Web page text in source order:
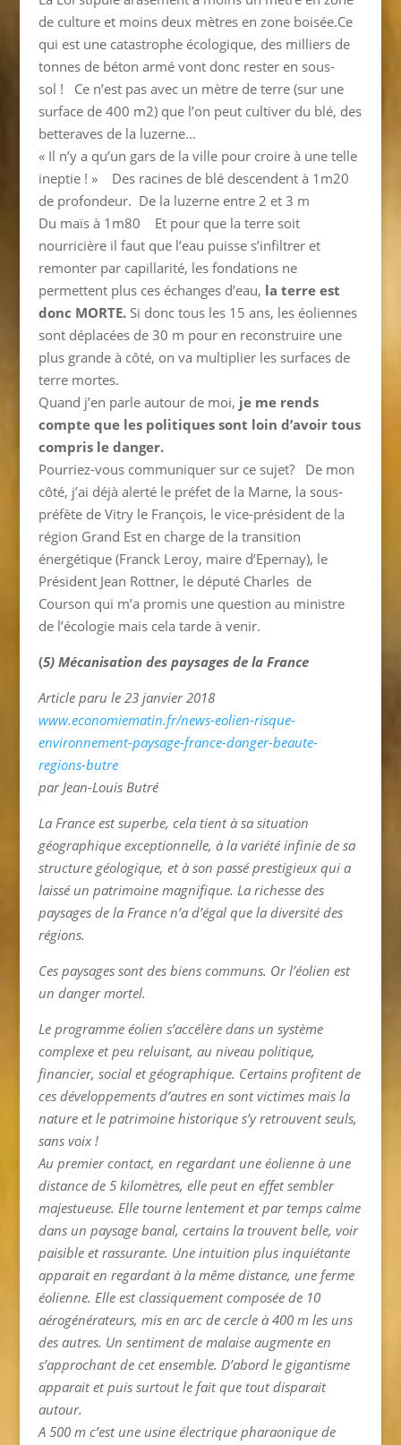
de culture et moins deux mètres en zone boisée.Ce
qui est une catastrophe écologique, des milliers de
tonnes de béton armé vont donc rester en sous-
sol ! Ce n’est pas avec un mètre de terre (sur une
surface de 400 m2) que l’on peut cultiver du blé, des
betteraves de la luzerne…
« Il n’y a qu’un gars de la ville pour croire à une telle
ineptie ! » Des racines de blé descendent à 1m20
de profondeur. De la luzerne entre 2 et 3 m
Du maïs à 1m80 Et pour que la terre soit
nourricière il faut que l’eau puisse s’infiltrer et
remonter par capillarité, les fondations ne
permettent plus ces échanges d’eau, la terre est
donc MORTE.Si donc tous les 15 ans, les éoliennes
sont déplacées de 30 m pour en reconstruire une
plus grande à côté, on va multiplier les surfaces de
terre mortes.
Quand j’en parle autour de moi, je me rends
compte que les politiques sont loin d’avoir tous
compris le danger.
Pourriez-vous communiquer sur ce sujet? De mon
côté, j’ai déjà alerté le préfet de la Marne, la sous-
préfète de Vitry le François, le vice-président de la
région Grand Est en charge de la transition
énergétique (Franck Leroy, maire d’Epernay), le
Président Jean Rottner, le député Charles de
Courson qui m’a promis une question au ministre
de l’écologie mais cela tarde à venir.
(5) Mécanisation des paysages de la France
Article paru le 23 janvier 2018
www.economiematin.fr/news-eolien-risque-
environnement-paysage-france-danger-beaute-
regions-butre
par Jean-Louis Butré
La France est superbe, cela tient à sa situation
géographique exceptionnelle, à la variété infinie de sa
structure géologique, et à son passé prestigieux qui a
laissé un patrimoine magnifique. La richesse des
paysages de la France n’a d’égal que la diversité des
régions.
Ces paysages sont des biens communs. Or l’éolien est
un danger mortel.
Le programme éolien s’accélère dans un système
complexe et peu reluisant, au niveau politique,
financier, social et géographique. Certains profitent de
ces développements d’autres en sont victimes mais la
nature et le patrimoine historique s’y retrouvent seuls,
sans voix !
Au premier contact, en regardant une éolienne à une
distance de 5 kilomètres, elle peut en effet sembler
majestueuse. Elle tourne lentement et par temps calme
dans un paysage banal, certains la trouvent belle, voir
paisible et rassurante. Une intuition plus inquiétante
apparait en regardant à la même distance, une ferme
éolienne. Elle est classiquement composée de 10
aérogénérateurs, mis en arc de cercle à 400 m les uns
des autres. Un sentiment de malaise augmente en
s’approchant de cet ensemble. D’abord le gigantisme
apparait et puis surtout le fait que tout disparait
autour.
A 500 m c’est une usine électrique pharaonique de